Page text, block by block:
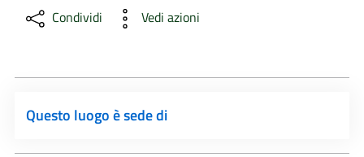
Condividi Vedi azioni
Questo luogo è sede di